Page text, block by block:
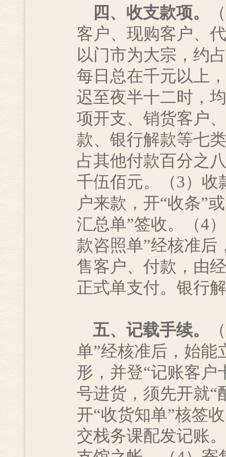
四、收支款项。
客户、现购客户、
以门市为大宗，约
每日总在千元以上
迟至夜半十二时，
项开支、销货客户
款、银行解款等七
占其他付款百分之
千伍佰元。（3）收
户来款，开“收条”
汇总单”签收。（4
款咨照单”经核准后
售客户、付款，由
正式单支付。银行
五、记载手续。
单”经核准后，始能
形，并登“记账客户
号进货，须先开就“
开“收货知单”核签
交栈务课配发记账